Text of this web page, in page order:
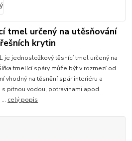
tmel určený na utěsňování
krytin
je jednosložkový těsnící tmel určený na
tmelící spáry může být v rozmezí od
vhodný na těsnění spár interiéru a
pitnou vodou, potravinami apod.
celý popis